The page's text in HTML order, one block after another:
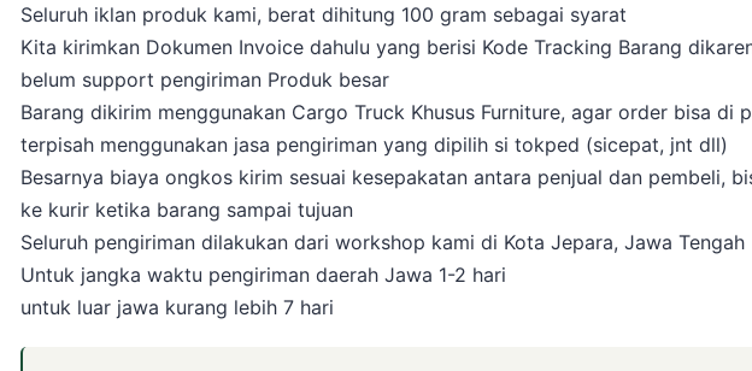
Seluruh iklan produk kami, berat dihitung 100 gram sebagai syarat
Kita kirimkan Dokumen Invoice dahulu yang berisi Kode Tracking Barang
belum support pengiriman Produk besar
Barang dikirim menggunakan Cargo Truck Khusus Furniture, agar order bisa di
terpisah menggunakan jasa pengiriman yang dipilih si tokped (sicepat, jnt dll)
Besarnya biaya ongkos kirim sesuai kesepakatan antara penjual dan pembeli,
ke kurir ketika barang sampai tujuan
Seluruh pengiriman dilakukan dari workshop kami di Kota Jepara, Jawa Tengah
Untuk jangka waktu pengiriman daerah Jawa 1-2 hari
untuk luar jawa kurang lebih 7 hari